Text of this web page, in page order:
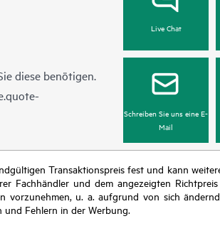
diese benötigen.
Live Chat
Schreiben Sie uns eine E-
Mail
Transaktionspreis fest und kann
Fachhändler und dem angezeigten
vorzunehmen, u. a. aufgrund von sich
Fehlern in der Werbung.